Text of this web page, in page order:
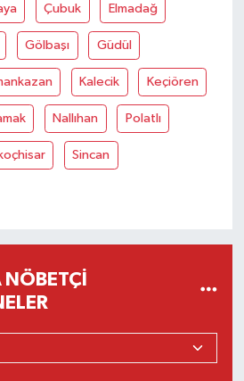
Çubuk Elmadağ
Gölbaşı Güdül
Kalecik Keçiören
Nallıhan Polatlı
Sincan
NÖBETÇI